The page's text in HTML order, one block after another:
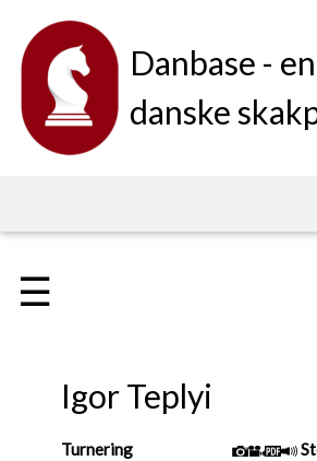
Danbase -
danske
☰
Igor Teplyi
Turnering